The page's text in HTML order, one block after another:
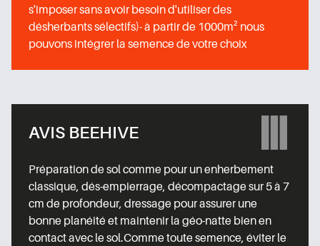
s'imposer sans avoir besoin d'utiliser des
désherbants sélectifs)- à partir de 1000m² nous
pouvons intégrer la semence de votre choix
AVIS BEEHIVE
Préparation de sol comme pour un enherbement
classique, dés-empierrage, décompactage sur 5 à 7
cm de profondeur, dressage pour assurer une
bonne planéité et maintenir la géo-natte bien en
contact avec le sol.Comme toute semence, éviter le